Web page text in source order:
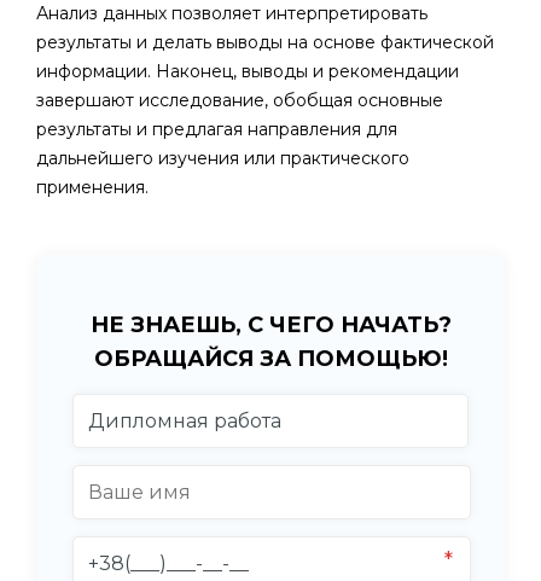
Анализ данных позволяет интерпретировать
результаты и делать выводы на основе фактической
информации. Наконец, выводы и рекомендации
завершают исследование, обобщая основные
результаты и предлагая направления для
дальнейшего изучения или практического
применения.
НЕ ЗНАЕШЬ, С ЧЕГО НАЧАТЬ?
ОБРАЩАЙСЯ ЗА ПОМОЩЬЮ!